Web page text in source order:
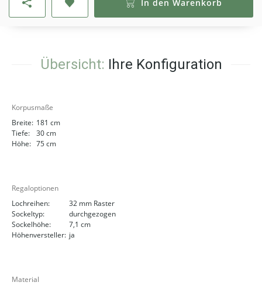
In den Warenkorb
Übersicht: Ihre Konfiguration
Korpusmaße
Breite: 181 cm
Tiefe:
30 cm
Höhe: 75 cm
Regaloptionen
Lochreihen:
32 mm Raster
Sockeltyp:
durchgezogen
Sockelhöhe:
7,1 cm
Höhenversteller: ja
Material